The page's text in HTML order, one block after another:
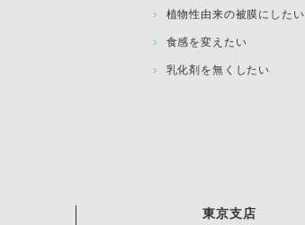
植物性由来の被膜にしたい
食感を変えたい
乳化剤を無くしたい
東京支店